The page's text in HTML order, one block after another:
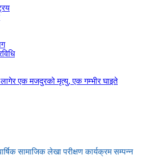
एक मजदुरको मृत्यु, एक गम्भीर घाइते
सामाजिक लेखा परीक्षण कार्यक्रम सम्पन्न